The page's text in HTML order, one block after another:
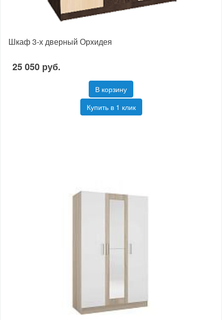
Шкаф 3-х дверный Орхидея
25 050 руб.
В корзину
Купить в 1 клик